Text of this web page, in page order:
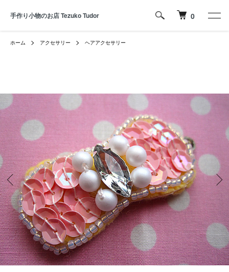
手作り小物のお店 Tezuko Tudor 0
ホーム アクセサリー ヘアアクセサリー